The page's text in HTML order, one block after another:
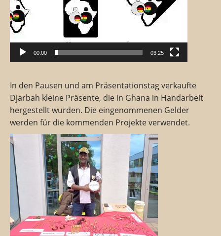
00:00 03:25
In den Pausen und am Präsentationstag verkaufte
Djarbah kleine Präsente, die in Ghana in Handarbeit
hergestellt wurden. Die eingenommenen Gelder
werden für die kommenden Projekte verwendet.